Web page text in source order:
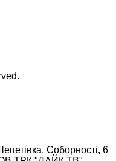
Соборності, 6